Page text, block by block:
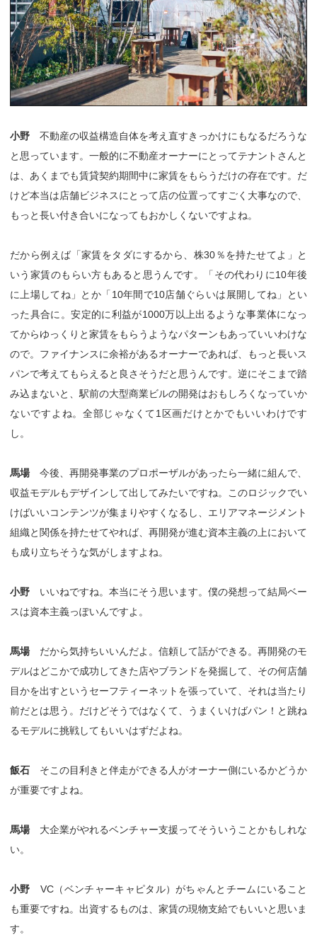
小野 不動産の収益構造自体を考え直すきっかけにもなるだろうな
と思っています。一般的に不動産オーナーにとってテナントさんと
は、あくまでも賃貸契約期間中に家賃をもらうだけの存在です。だ
けど本当は店舗ビジネスにとって店の位置ってすごく大事なので、
もっと長い付き合いになってもおかしくないですよね。
だから例えば「家賃をタダにするから、株30％を持たせてよ」と
いう家賃のもらい方もあると思うんです。「その代わりに10年後
に上場してね」とか「10年間で10店舗ぐらいは展開してね」とい
った具合に。安定的に利益が1000万以上出るような事業体になっ
てからゆっくりと家賃をもらうようなパターンもあっていいわけな
ので。ファイナンスに余裕があるオーナーであれば、もっと長いス
パンで考えてもらえると良さそうだと思うんです。逆にそこまで踏
み込まないと、駅前の大型商業ビルの開発はおもしろくなっていか
ないですよね。全部じゃなくて1区画だけとかでもいいわけです
し。
馬場今後、再開発事業のプロポーザルがあったら一緒に組んで、
収益モデルもデザインして出してみたいですね。このロジックでい
けばいいコンテンツが集まりやすくなるし、エリアマネージメント
組織と関係を持たせてやれば、再開発が進む資本主義の上において
も成り立ちそうな気がしますよね。
小野 いいねですね。本当にそう思います。僕の発想って結局ベー
スは資本主義っぽいんですよ。
馬場だから気持ちいいんだよ。信頼して話ができる。再開発のモ
デルはどこかで成功してきた店やブランドを発掘して、その何店舗
目かを出すというセーフティーネットを張っていて、それは当たり
前だとは思う。だけどそうではなくて、うまくいけばパン！と跳ね
るモデルに挑戦してもいいはずだよね。
飯石 そこの目利きと伴走ができる人がオーナー側にいるかどうか
が重要ですよね。
馬場大企業がやれるベンチャー支援ってそういうことかもしれな
い。
小野 VC（ベンチャーキャピタル）がちゃんとチームにいること
も重要ですね。出資するものは、家賃の現物支給でもいいと思いま
す。